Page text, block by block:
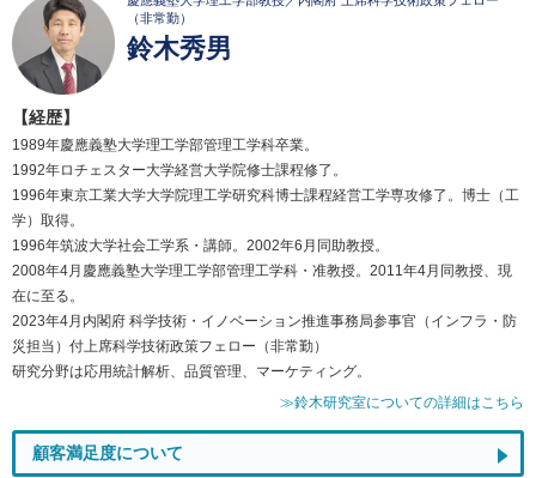
（非常勤）
鈴木秀男
【経歴】
1989年慶應義塾大学理工学部管理工学科卒業。
1992年ロチェスター大学経営大学院修士課程修了。
1996年東京工業大学大学院理工学研究科博士課程経営工学専攻修了。博士（工
学）取得。
1996年筑波大学社会工学系・講師。2002年6月同助教授。
2008年4月慶應義塾大学理工学部管理工学科・准教授。2011年4月同教授、現
在に至る。
2023年4月内閣府 科学技術・イノベーション推進事務局参事官（インフラ・防
災担当）付上席科学技術政策フェロー（非常勤）
研究分野は応用統計解析、品質管理、マーケティング。
≫鈴木研究室についての詳細はこちら
顧客満足度について